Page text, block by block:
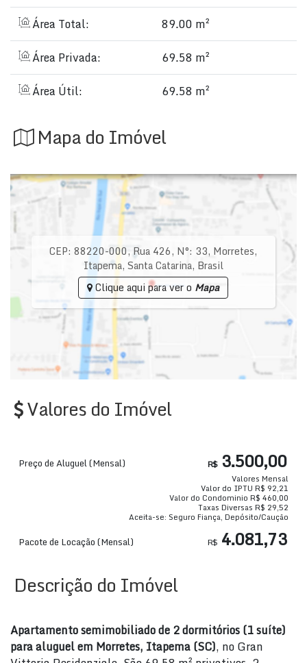
Área Total:
89.00 m²
Área Privada:
69.58 m²
Área Útil:
69.58 m²
Mapa do Imóvel
CEP: 88220-000, Rua 426, N°: 33, Morretes,
Itapema, Santa Catarina, Brasil
Clique aqui para ver o Mapa
Valores do Imóvel
R$3.500,00
Preço de Aluguel (Mensal)
Valores Mensal
Aceita-se: Seguro Fiança, Depósito/Caução
Valor do IPTU R$ 92,21
Valor do Condominio R$ 460,00
Taxas Diversas R$ 29,52
R$ 4.081,73
Pacote de Locação (Mensal)
Descrição do Imóvel
Apartamento semimobiliado de 2 dormitórios (1 suíte)
para aluguel em Morretes, Itapema (SC), no Gran